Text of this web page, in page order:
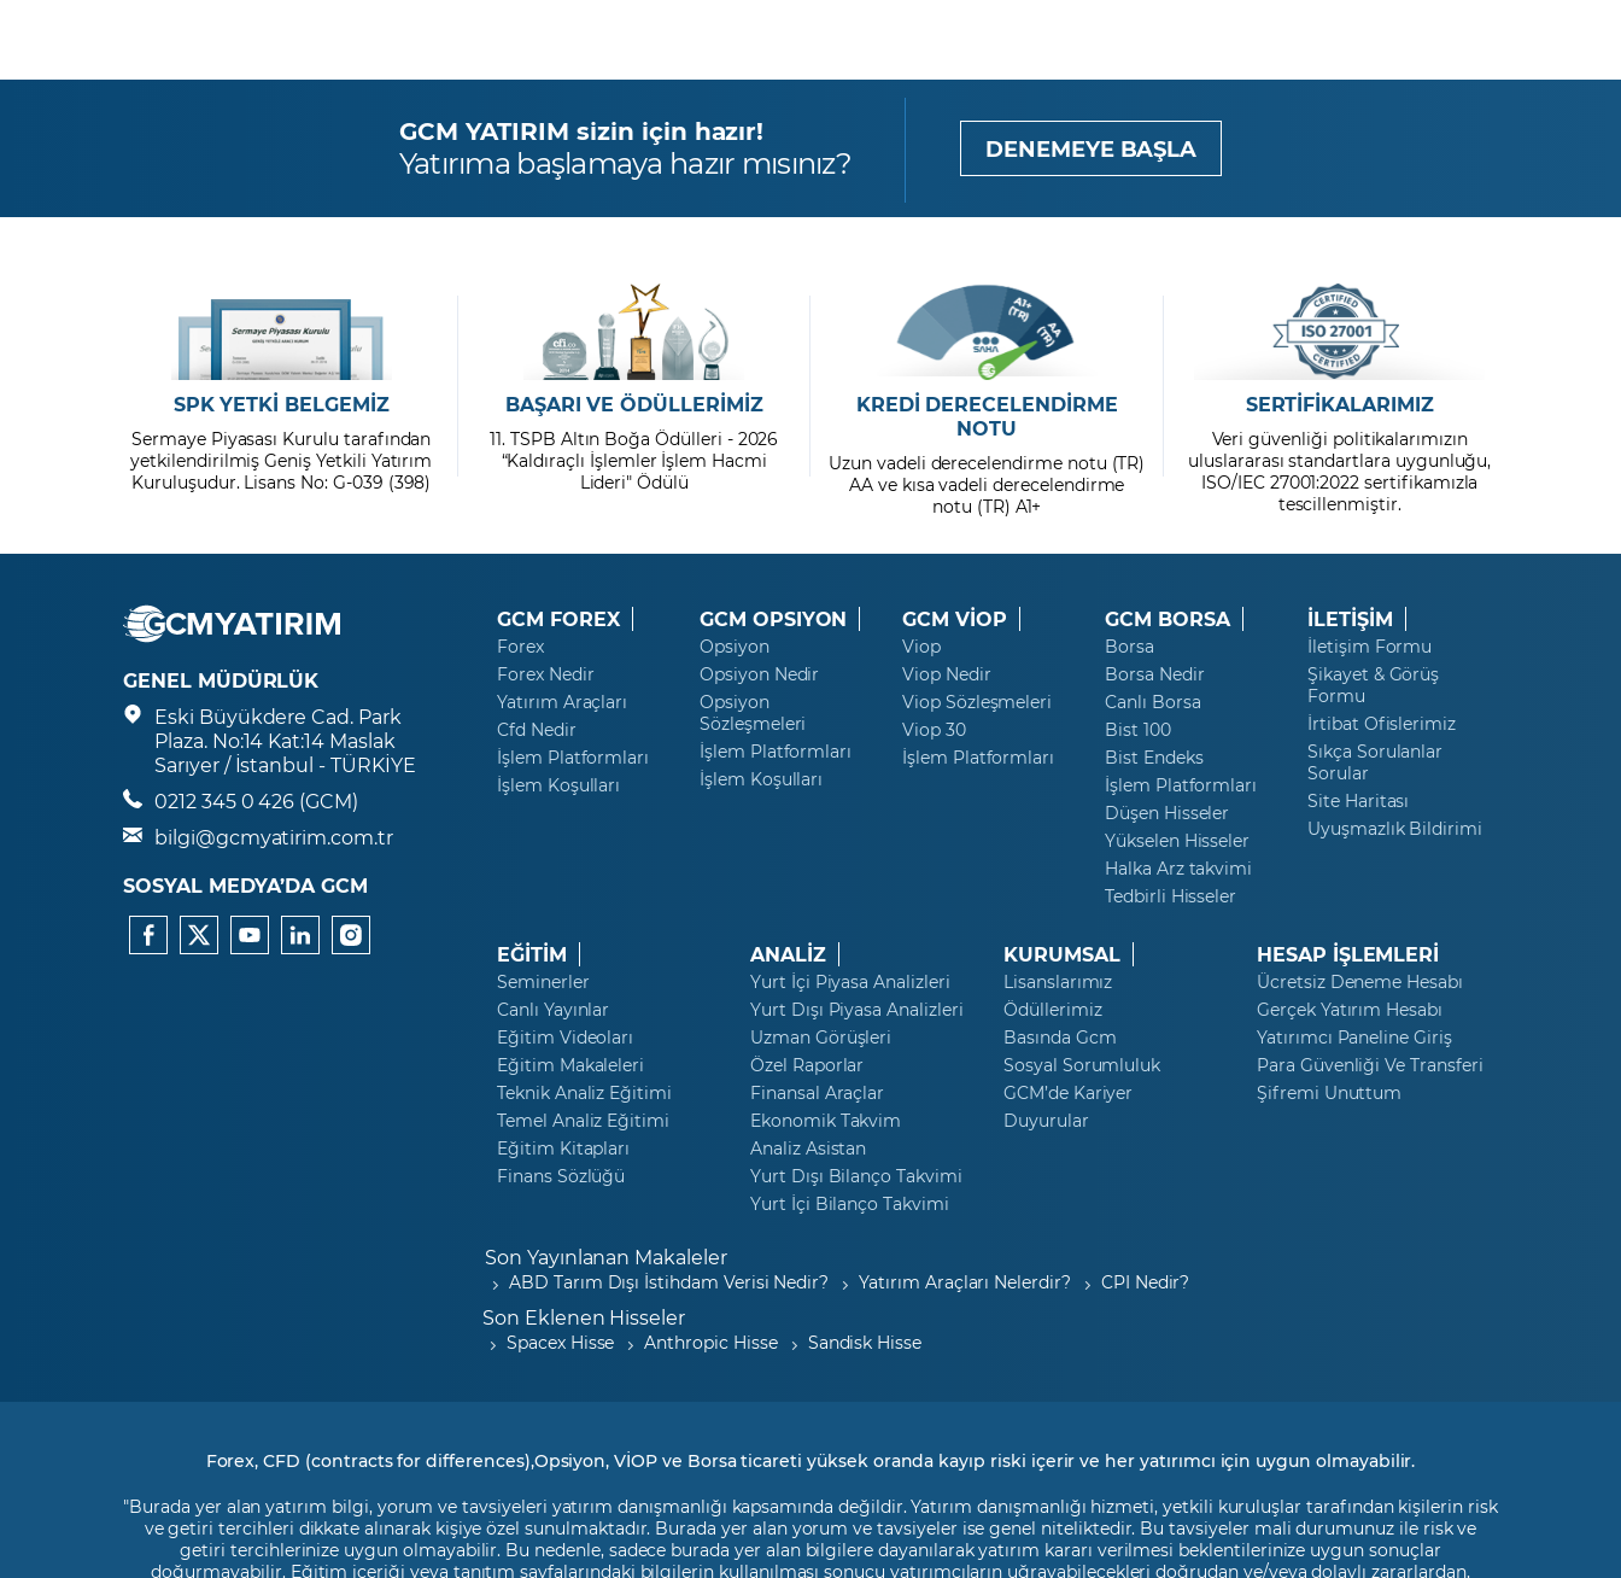
GCM YATIRIM sizin için hazır!
Yatırıma başlamaya hazır mısınız? DENEMEYE BAŞLA
SPK YETKİ BELGEMİZ
Sermaye Piyasası Kurulu tarafından
yetkilendirilmiş Geniş Yetkili Yatırım
Kuruluşudur. Lisans No: G-039 (398)
BAŞARI VE ÖDÜLLERİMİZ
11. TSPB Altın Boğa Ödülleri - 2026
“Kaldıraçlı İşlemler İşlem Hacmi
Lideri" Ödülü
KREDİ DERECELENDİRME
NOTU
Uzun vadeli derecelendirme notu (TR)
AA ve kısa vadeli derecelendirme
notu (TR) A1+
SERTİFİKALARIMIZ
Veri güvenliği politikalarımızın
uluslararası standartlara uygunluğu,
ISO/IEC 27001:2022 sertifikamızla
tescillenmiştir.
GENEL MÜDÜRLÜK
Eski Büyükdere Cad. Park
Plaza. No:14 Kat:14 Maslak
Sarıyer / İstanbul - TÜRKİYE
0212 345 0 426 (GCM)
bilgi@gcmyatirim.com.tr
SOSYAL MEDYA’DA GCM
GCM FOREX
Forex
Forex Nedir
Yatırım Araçları
Cfd Nedir
İşlem Platformları
İşlem Koşulları
GCM OPSIYON
Opsiyon
Opsiyon Nedir
Opsiyon
Sözleşmeleri
İşlem Platformları
İşlem Koşulları
GCM VİOP
Viop
Viop Nedir
Viop Sözleşmeleri
Viop 30
İşlem Platformları
GCM BORSA
Borsa
Borsa Nedir
Canlı Borsa
Bist 100
Bist Endeks
İşlem Platformları
Düşen Hisseler
Yükselen Hisseler
Halka Arz takvimi
Tedbirli Hisseler
İLETİŞİM
İletişim Formu
Şikayet & Görüş
Formu
İrtibat Ofislerimiz
Sıkça Sorulanlar
Sorular
Site Haritası
Uyuşmazlık Bildirimi
EĞİTİM
Seminerler
Canlı Yayınlar
Eğitim Videoları
Eğitim Makaleleri
Teknik Analiz Eğitimi
Temel Analiz Eğitimi
Eğitim Kitapları
Finans Sözlüğü
ANALİZ
Yurt İçi Piyasa Analizleri
Yurt Dışı Piyasa Analizleri
Uzman Görüşleri
Özel Raporlar
Finansal Araçlar
Ekonomik Takvim
Analiz Asistan
Yurt Dışı Bilanço Takvimi
Yurt İçi Bilanço Takvimi
KURUMSAL
Lisanslarımız
Ödüllerimiz
Basında Gcm
Sosyal Sorumluluk
GCM’de Kariyer
Duyurular
HESAP İŞLEMLERİ
Ücretsiz Deneme Hesabı
Gerçek Yatırım Hesabı
Yatırımcı Paneline Giriş
Para Güvenliği Ve Transferi
Şifremi Unuttum
Son Yayınlanan Makaleler
ABD Tarım Dışı İstihdam Verisi Nedir? Yatırım Araçları Nelerdir? CPI Nedir?
Son Eklenen Hisseler
Spacex Hisse Anthropic Hisse Sandisk Hisse
Forex, CFD (contracts for differences),Opsiyon, VİOP ve Borsa ticareti yüksek oranda kayıp riski içerir ve her yatırımcı için uygun olmayabilir.
"Burada yer alan yatırım bilgi, yorum ve tavsiyeleri yatırım danışmanlığı kapsamında değildir. Yatırım danışmanlığı hizmeti, yetkili kuruluşlar tarafından kişilerin risk
ve getiri tercihleri dikkate alınarak kişiye özel sunulmaktadır. Burada yer alan yorum ve tavsiyeler ise genel niteliktedir. Bu tavsiyeler mali durumunuz ile risk ve
getiri tercihlerinize uygun olmayabilir. Bu nedenle, sadece burada yer alan bilgilere dayanılarak yatırım kararı verilmesi beklentilerinize uygun sonuçlar
doğurmayabilir. Eğitim içeriği veya tanıtım sayfalarındaki bilgilerin kullanılması sonucu yatırımcıların uğrayabilecekleri doğrudan ve/veya dolaylı zararlardan,